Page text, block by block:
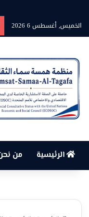
الخميس, أغسطس 6 2026
الرئيسية من